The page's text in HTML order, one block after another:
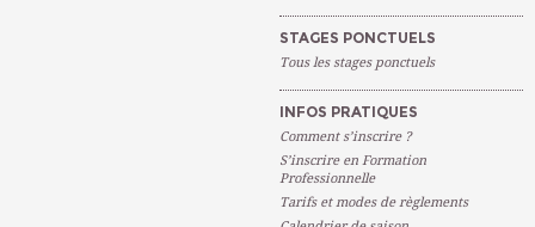
STAGES PONCTUELS
Tous les stages ponctuels
INFOS PRATIQUES
Comment s’inscrire ?
S’inscrire en Formation
Professionnelle
Tarifs et modes de règlements